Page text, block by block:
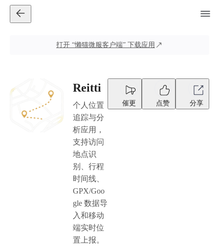
打开 “懒猫微服客户端” 下载应用
Reitti
个人位置
追踪与分
析应用，
支持访问
地点识
别、行程
时间线、
GPX/Goo
gle 数据导
入和移动
端实时位
置上报。
催更 点赞 分享